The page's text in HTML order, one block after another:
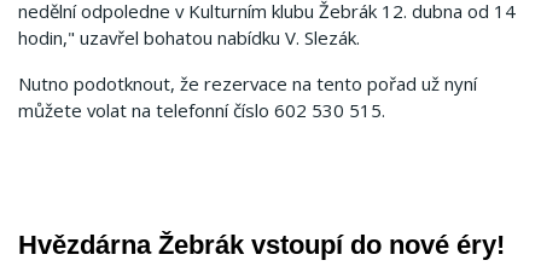
nedělní odpoledne v Kulturním klubu Žebrák 12. dubna od 14
hodin," uzavřel bohatou nabídku V. Slezák.
Nutno podotknout, že rezervace na tento pořad už nyní
můžete volat na telefonní číslo 602 530 515.
Hvězdárna Žebrák vstoupí do nové éry!